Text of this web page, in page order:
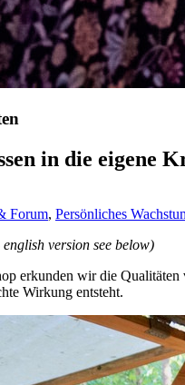
in die eigene
Forum, Persönliches
version see below)
erkunden wir die
Wirkung entsteht.